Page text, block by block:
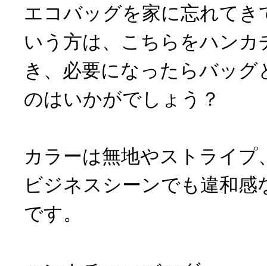
エコバッグを家に忘れて
いう方は、こちらをハンカ
き、必要になったらバッ
のはいかがでしょう？
カラーは無地やストライプ
ビジネスシーンでも違和感
です。